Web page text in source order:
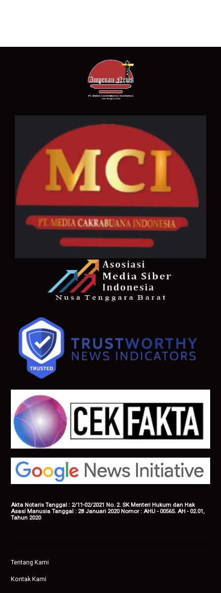
Akta Notaris Tanggal : 2/11-02/2021 No. 2. SK Menteri Hukum dan Hak
Asasi Manusia Tanggal : 28 Januari 2020 Nomor : AHU - 00565. AH - 02.01,
Tahun 2020
Tentang Kami
Kontak Kami